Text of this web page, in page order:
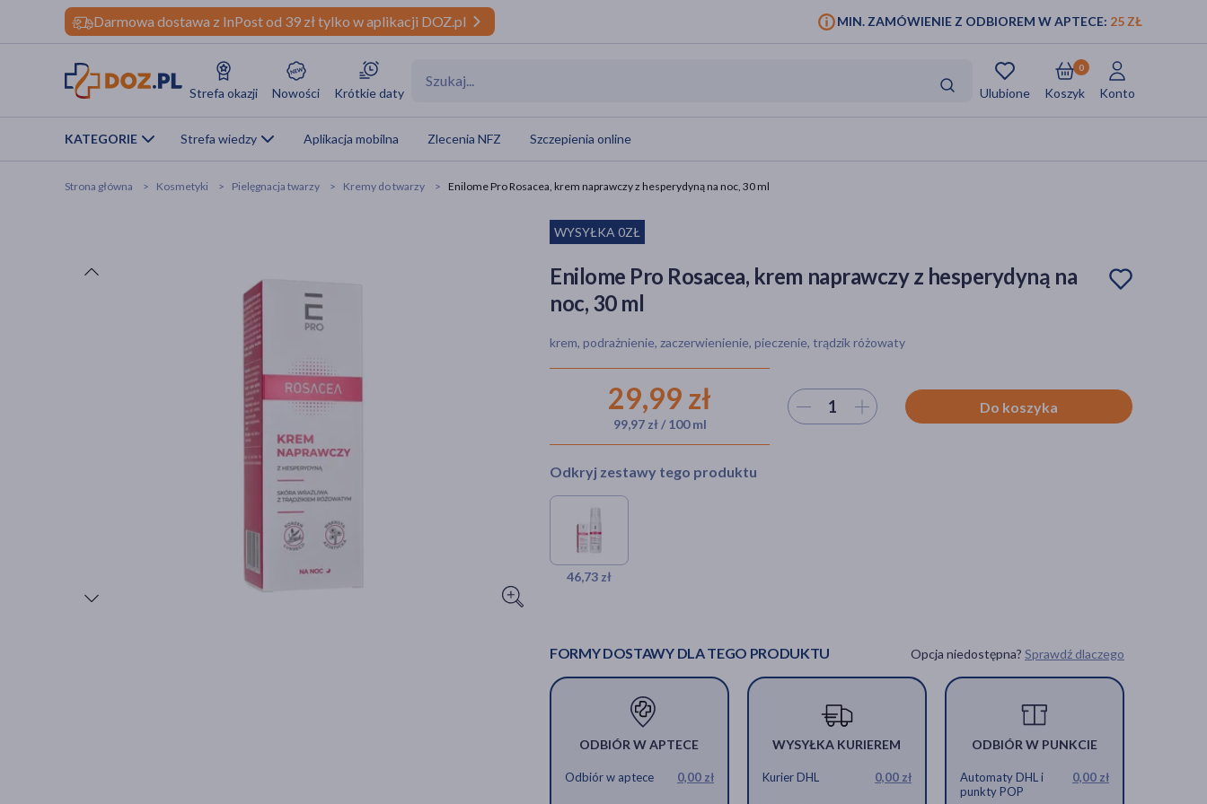
Darmowa dostawa z InPost od 39 zł tylko w aplikacji DOZ.pl MIN. ZAMÓWIENIE Z ODBIOREM W APTECE: 25 ZŁ
Strefa okazji Nowości Krótkie daty Ulubione Koszyk
0
Konto
KATEGORIE Strefa wiedzy Aplikacja mobilna Zlecenia NFZ Szczepienia online
Strona główna Kosmetyki Pielęgnacja twarzy Kremy do twarzy Enilome Pro Rosacea, krem naprawczy z hesperydyną na noc, 30 ml
WYSYŁKA 0ZŁ
Enilome Pro Rosacea, krem naprawczy z hesperydyną na
noc, 30 ml
krem, podrażnienie, zaczerwienienie, pieczenie, trądzik różowaty
29,99 zł
99,97 zł / 100 ml
Wybierz ilość Do koszyka
Odkryj zestawy tego produktu
46,73 zł
FORMY DOSTAWY DLA TEGO PRODUKTU Opcja niedostępna? Sprawdź dlaczego
ODBIÓR W APTECE
Odbiór w aptece 0,00 zł
WYSYŁKA KURIEREM
Kurier DHL 0,00 zł
ODBIÓR W PUNKCIE
Automaty DHL i
punkty POP
0,00 zł